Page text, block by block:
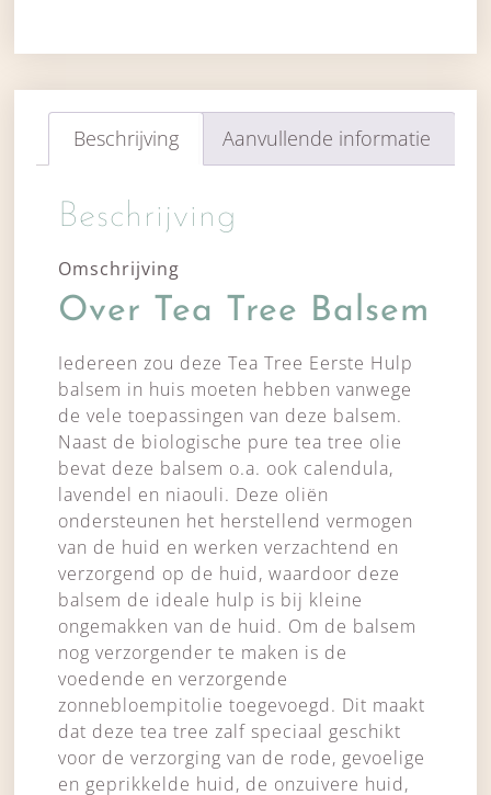
Beschrijving Aanvullende informatie
Beschrijving
Omschrijving
Over Tea Tree Balsem
Iedereen zou deze Tea Tree Eerste Hulp
balsem in huis moeten hebben vanwege
de vele toepassingen van deze balsem.
Naast de biologische pure tea tree olie
bevat deze balsem o.a. ook calendula,
lavendel en niaouli. Deze oliën
ondersteunen het herstellend vermogen
van de huid en werken verzachtend en
verzorgend op de huid, waardoor deze
balsem de ideale hulp is bij kleine
ongemakken van de huid. Om de balsem
nog verzorgender te maken is de
voedende en verzorgende
zonnebloempitolie toegevoegd. Dit maakt
dat deze tea tree zalf speciaal geschikt
voor de verzorging van de rode, gevoelige
en geprikkelde huid, de onzuivere huid,